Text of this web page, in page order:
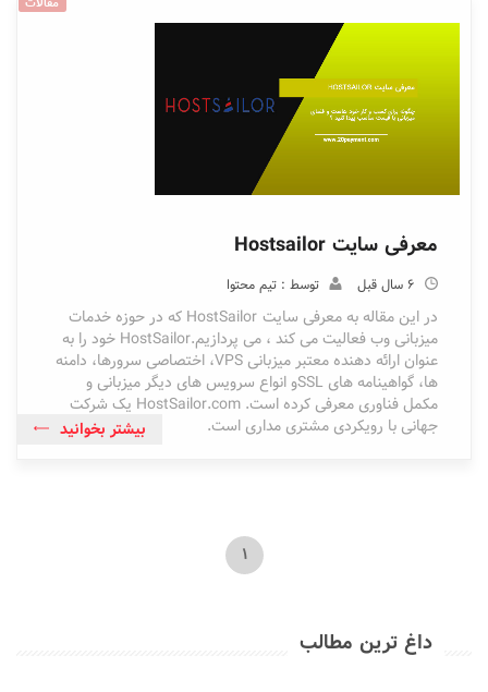
معرفی سایت Hostsailor
6 سال قبل توسط : تیم محتوا
در این مقاله به معرفی سایت HostSailor که در حوزه خدمات
میزبانی وب فعالیت می کند ، می پردازیم.HostSailor خود را به
عنوان ارائه دهنده معتبر میزبانی VPS، اختصاصی سرورها، دامنه
ها، گواهینامه های SSLو انواع سرویس های دیگر میزبانی و
مکمل فناوری معرفی کرده است. HostSailor.com یک شرکت
جهانی با رویکردی مشتری مداری است.
بیشتر بخوانید
1
داغ ترین مطالب